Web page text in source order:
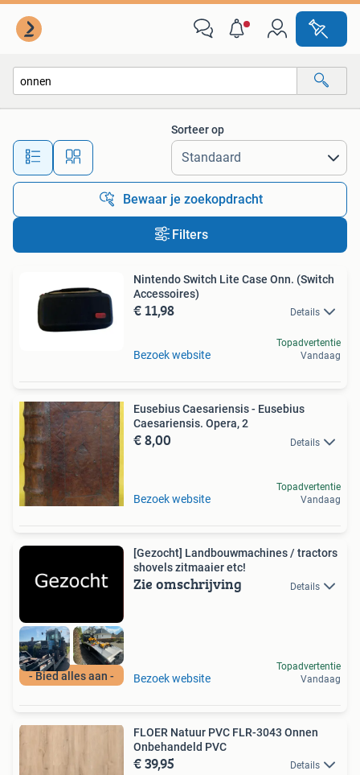
Alle afstanden…
Sorteer op
Bewaar je zoekopdracht
Filters
Nintendo Switch Lite Case Onn. (Switch
Accessoires)
€ 11,98 Details
Bezoek website
Topadvertentie
Vandaag
Eusebius Caesariensis - Eusebius
Caesariensis. Opera, 2
€ 8,00 Details
Bezoek website
Topadvertentie
Vandaag
- Bied alles aan -
[Gezocht] Landbouwmachines / tractors
shovels zitmaaier etc!
Zie omschrijving Details
Bezoek website
Topadvertentie
Vandaag
FLOER Natuur PVC FLR-3043 Onnen
Onbehandeld PVC
€ 39,95 Details